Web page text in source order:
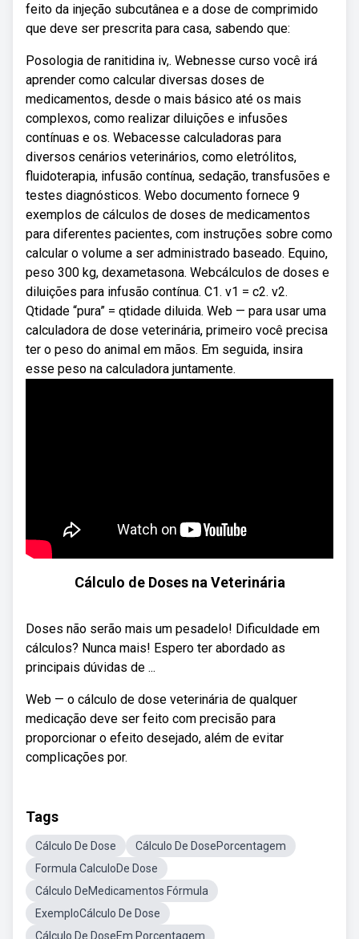
feito da injeção subcutânea e a dose de comprimido
que deve ser prescrita para casa, sabendo que:
Posologia de ranitidina iv,. Webnesse curso você irá
aprender como calcular diversas doses de
medicamentos, desde o mais básico até os mais
complexos, como realizar diluições e infusões
contínuas e os. Webacesse calculadoras para
diversos cenários veterinários, como eletrólitos,
fluidoterapia, infusão contínua, sedação, transfusões e
testes diagnósticos. Webo documento fornece 9
exemplos de cálculos de doses de medicamentos
para diferentes pacientes, com instruções sobre como
calcular o volume a ser administrado baseado. Equino,
peso 300 kg, dexametasona. Webcálculos de doses e
diluições para infusão contínua. C1. v1 = c2. v2.
Qtidade “pura” = qtidade diluida. Web — para usar uma
calculadora de dose veterinária, primeiro você precisa
ter o peso do animal em mãos. Em seguida, insira
esse peso na calculadora juntamente.
Cálculo de Doses na Veterinária
Doses não serão mais um pesadelo! Dificuldade em
cálculos? Nunca mais! Espero ter abordado as
principais dúvidas de ...
Web — o cálculo de dose veterinária de qualquer
medicação deve ser feito com precisão para
proporcionar o efeito desejado, além de evitar
complicações por.
Tags
Cálculo De Dose
Cálculo De DosePorcentagem
Formula CalculoDe Dose
Cálculo DeMedicamentos Fórmula
ExemploCálculo De Dose
Cálculo De DoseEm Porcentagem